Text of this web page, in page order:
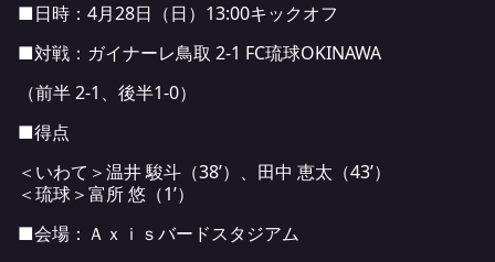
■日時：4月28日（日）13:00キックオフ
■対戦：ガイナーレ鳥取 2-1 FC琉球OKINAWA
（前半 2-1、後半1-0）
■得点
＜いわて＞温井 駿斗（38’）、田中 恵太（43’）
＜琉球＞富所 悠（1’）
■会場：Ａｘｉｓバードスタジアム